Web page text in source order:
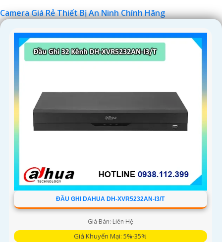
Chúc bạn tìm được giải pháp an ninh phù hợp!
Camera Giá Rẻ Thiết Bị An Ninh Chính Hãng
ĐẦU GHI DAHUA DH-XVR5232AN-I3/T
Giá Bán: Liên Hệ
Giá Khuyến Mại: 5%-35%